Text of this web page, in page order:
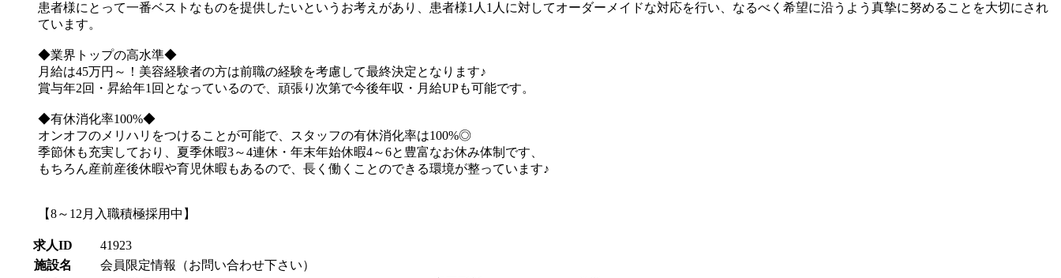
患者様にとって一番ベストなものを提供したいというお考えがあり、患者様1人1人に対してオーダーメイドな対応を行い、なるべく希望に沿うよう真摯に努めることを大切にされ
ています。
◆業界トップの高水準◆
月給は45万円～！美容経験者の方は前職の経験を考慮して最終決定となります♪
賞与年2回・昇給年1回となっているので、頑張り次第で今後年収・月給UPも可能です。
◆有休消化率100%◆
オンオフのメリハリをつけることが可能で、スタッフの有休消化率は100%◎
季節休も充実しており、夏季休暇3～4連休・年末年始休暇4～6と豊富なお休み体制です、
もちろん産前産後休暇や育児休暇もあるので、長く働くことのできる環境が整っています♪
【8～12月入職積極採用中】
求人ID
41923
施設名
会員限定情報（お問い合わせ下さい）